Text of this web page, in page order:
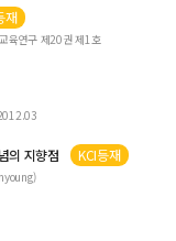
재
육연구 제20권 제1호
의 지향점 KCI등재